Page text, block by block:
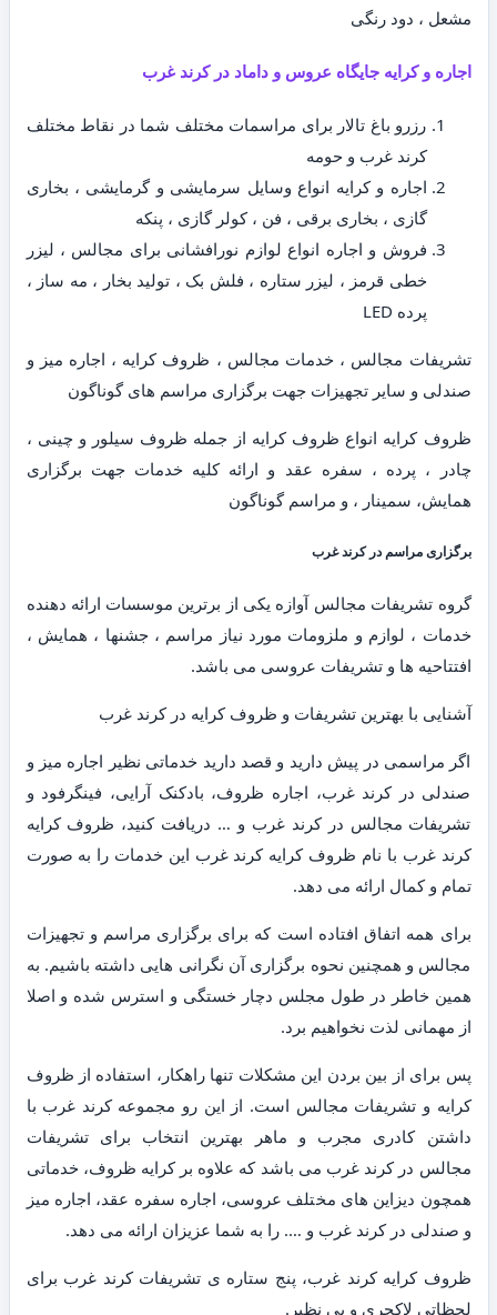
مشعل ، دود رنگی
اجاره و کرایه جایگاه عروس و داماد در کرند غرب
رزرو باغ تالار برای مراسمات مختلف شما در نقاط مختلف
کرند غرب و حومه
اجاره و کرایه انواع وسایل سرمایشی و گرمایشی ، بخاری
گازی ، بخاری برقی ، فن ، کولر گازی ، پنکه
فروش و اجاره انواع لوازم نورافشانی برای مجالس ، لیزر
خطی قرمز ، لیزر ستاره ، فلش بک ، تولید بخار ، مه ساز ،
پرده LED
تشریفات مجالس ، خدمات مجالس ، ظروف کرایه ، اجاره میز و
صندلی و سایر تجهیزات جهت برگزاری مراسم های گوناگون
ظروف کرایه انواع ظروف کرایه از جمله ظروف سیلور و چینی ،
چادر ، پرده ، سفره عقد و ارائه کلیه خدمات جهت برگزاری
همایش، سمینار ، و مراسم گوناگون
برگزاری مراسم در کرند غرب
گروه تشریفات مجالس آوازه یکی از برترین موسسات ارائه دهنده
خدمات ، لوازم و ملزومات مورد نیاز مراسم ، جشنها ، همایش ،
افتتاحیه ها و تشریفات عروسی می باشد.
آشنایی با بهترین تشریفات و ظروف کرایه در کرند غرب
اگر مراسمی در پیش دارید و قصد دارید خدماتی نظیر اجاره میز و
صندلی در کرند غرب، اجاره ظروف، بادکنک آرایی، فینگرفود و
تشریفات مجالس در کرند غرب و … دریافت کنید، ظروف کرایه
کرند غرب با نام ظروف کرایه کرند غرب این خدمات را به صورت
تمام و کمال ارائه می دهد.
برای همه اتفاق افتاده است که برای برگزاری مراسم و تجهیزات
مجالس و همچنین نحوه برگزاری آن نگرانی هایی داشته باشیم. به
همین خاطر در طول مجلس دچار خستگی و استرس شده و اصلا
از مهمانی لذت نخواهیم برد.
پس برای از بین بردن این مشکلات تنها راهکار، استفاده از ظروف
کرایه و تشریفات مجالس است. از این رو مجموعه کرند غرب با
داشتن کادری مجرب و ماهر بهترین انتخاب برای تشریفات
مجالس در کرند غرب می باشد که علاوه بر کرایه ظروف، خدماتی
همچون دیزاین های مختلف عروسی، اجاره سفره عقد، اجاره میز
و صندلی در کرند غرب و …. را به شما عزیزان ارائه می دهد.
ظروف کرایه کرند غرب، پنج ستاره ی تشریفات کرند غرب برای
لحظاتی لاکچری و بی نظیر.